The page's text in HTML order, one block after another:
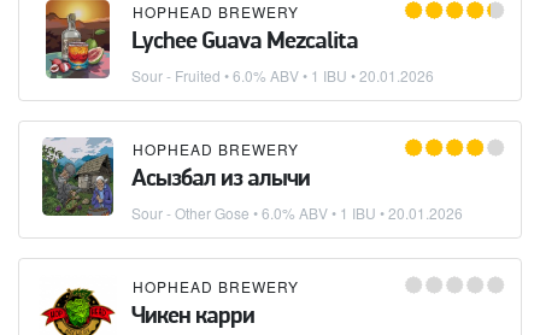
HOPHEAD BREWERY
Lychee Guava Mezcalita
Sour - Fruited • 6.0% ABV • 1 IBU •20.01.2026
HOPHEAD BREWERY
Асызбал из алычи
Sour - Other Gose • 6.0% ABV • 1 IBU •20.01.2026
HOPHEAD BREWERY
Чикен карри